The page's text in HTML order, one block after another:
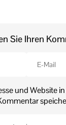
Sie Ihren
und Website